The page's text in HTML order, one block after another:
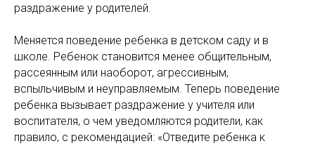
раздражение у родителей.
Меняется поведение ребенка в детском саду и в
школе. Ребенок становится менее общительным,
рассеянным или наоборот, агрессивным,
вспыльчивым и неуправляемым. Теперь поведение
ребенка вызывает раздражение у учителя или
воспитателя, о чем уведомляются родители, как
правило, с рекомендацией: «Отведите ребенка к